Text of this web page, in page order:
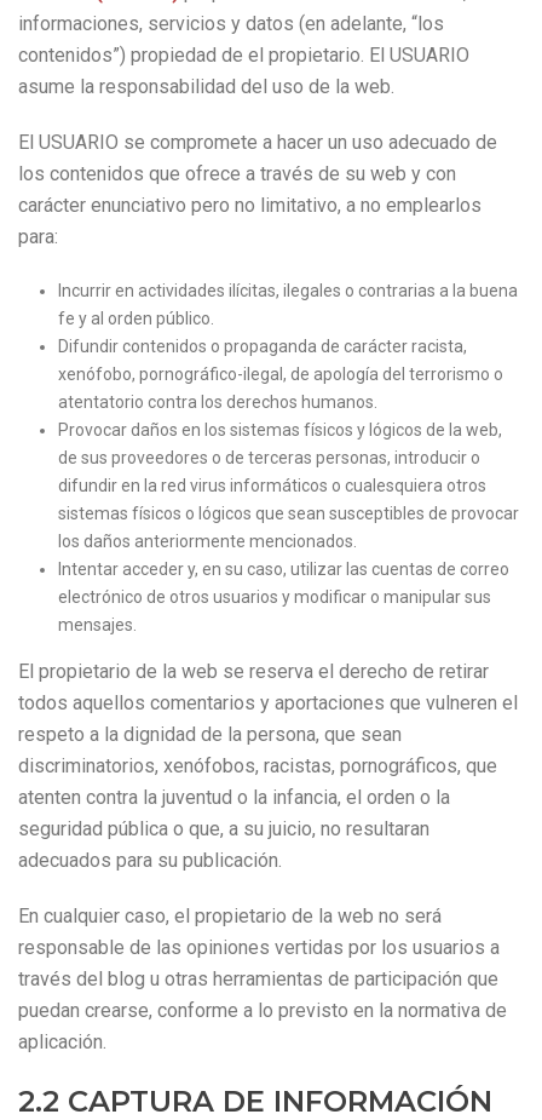
informaciones, servicios y datos (en adelante, “los
contenidos”) propiedad de el propietario. El USUARIO
asume la responsabilidad del uso de la web.
El USUARIO se compromete a hacer un uso adecuado de
los contenidos que ofrece a través de su web y con
carácter enunciativo pero no limitativo, a no emplearlos
para:
Incurrir en actividades ilícitas, ilegales o contrarias a la buena
fe y al orden público.
Difundir contenidos o propaganda de carácter racista,
xenófobo, pornográfico-ilegal, de apología del terrorismo o
atentatorio contra los derechos humanos.
Provocar daños en los sistemas físicos y lógicos de la web,
de sus proveedores o de terceras personas, introducir o
difundir en la red virus informáticos o cualesquiera otros
sistemas físicos o lógicos que sean susceptibles de provocar
los daños anteriormente mencionados.
Intentar acceder y, en su caso, utilizar las cuentas de correo
electrónico de otros usuarios y modificar o manipular sus
mensajes.
El propietario de la web se reserva el derecho de retirar
todos aquellos comentarios y aportaciones que vulneren el
respeto a la dignidad de la persona, que sean
discriminatorios, xenófobos, racistas, pornográficos, que
atenten contra la juventud o la infancia, el orden o la
seguridad pública o que, a su juicio, no resultaran
adecuados para su publicación.
En cualquier caso, el propietario de la web no será
responsable de las opiniones vertidas por los usuarios a
través del blog u otras herramientas de participación que
puedan crearse, conforme a lo previsto en la normativa de
aplicación.
2.2 CAPTURA DE INFORMACIÓN